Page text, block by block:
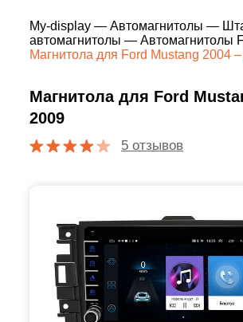
My-display — Автомагнитолы —
автомагнитолы — Автомагнитолы
Магнитола для Ford Mustang 2004
Магнитола для Ford
2009
5 отзывов